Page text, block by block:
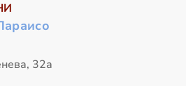
32а